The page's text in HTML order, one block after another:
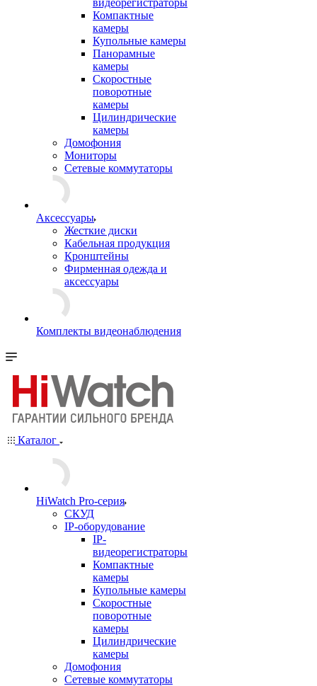
видеорегистраторы
Компактные
камеры
Купольные камеры
Панорамные
камеры
Скоростные
поворотные
камеры
Цилиндрические
камеры
Домофония
Мониторы
Сетевые коммутаторы
Аксессуары
Жесткие диски
Кабельная продукция
Кронштейны
Фирменная одежда и
аксессуары
Комплекты видеонаблюдения
Каталог
HiWatch Pro-серия
CКУД
IP-оборудование
IP-
видеорегистраторы
Компактные
камеры
Купольные камеры
Скоростные
поворотные
камеры
Цилиндрические
камеры
Домофония
Сетевые коммутаторы